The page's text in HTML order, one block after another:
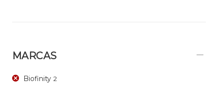
MARCAS
Biofinity 2